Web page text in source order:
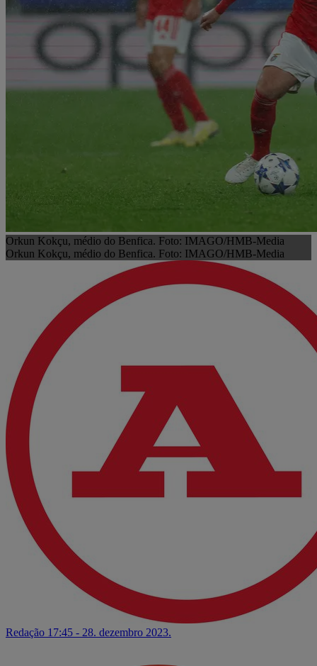
Orkun Kokçu, médio do Benfica. Foto: IMAGO/HMB-Media
Orkun Kokçu, médio do Benfica. Foto: IMAGO/HMB-Media
Redação 17:45 - 28. dezembro 2023.